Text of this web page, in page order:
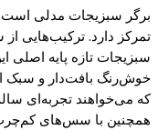
برگر سبزیجات مدلی
تمرکز دارد. ترکیب‌هایی
سبزیجات تازه پایه اصلی
خوش‌رنگ بافت‌دار و سبک
که می‌خواهند تجربه‌ای
همچنین با سس‌های